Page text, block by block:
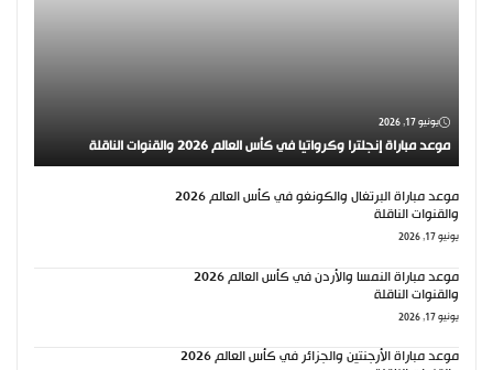
يونيو 17, 2026
موعد مباراة إنجلترا وكرواتيا في كأس العالم 2026 والقنوات الناقلة
موعد مباراة البرتغال والكونغو في كأس العالم 2026
والقنوات الناقلة
يونيو 17, 2026
موعد مباراة النمسا والأردن في كأس العالم 2026
والقنوات الناقلة
يونيو 17, 2026
موعد مباراة الأرجنتين والجزائر في كأس العالم 2026